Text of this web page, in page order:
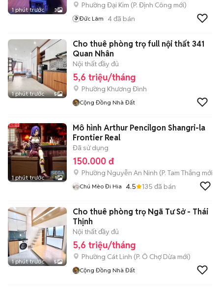
1 phút trước 3
Phường Đại Kim (P. Định Công mới)
Đức Lâm 4đã bán
1 phút trước 5
Cho thuê phòng trọ full nội thất 341
Quan Nhân
Nội thất đầy đủ
5,6 triệu/tháng
Phường Khương Đình
Cộng Đồng Nhà Đất
1 phút trước 1
Mô hình Arthur Pencilgon Shangri-la
Frontier Real
Đã sử dụng
150.000 đ
Phường Nguyễn An Ninh (P. Tam Thắng mới)
Chú Mèo Đi Hia 4.5 135 đã bán
1 phút trước 5
Cho thuê phòng trọ Ngã Tư Sở - Thái
Thịnh
Nội thất đầy đủ
5,6 triệu/tháng
Phường Cát Linh (P. Ô Chợ Dừa mới)
Cộng Đồng Nhà Đất